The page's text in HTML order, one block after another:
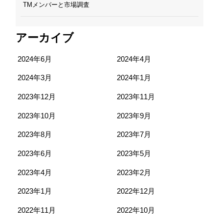
TMメンバーと市場調査
アーカイブ
2024年6月 2024年4月
2024年3月 2024年1月
2023年12月 2023年11月
2023年10月 2023年9月
2023年8月 2023年7月
2023年6月 2023年5月
2023年4月 2023年2月
2023年1月 2022年12月
2022年11月 2022年10月